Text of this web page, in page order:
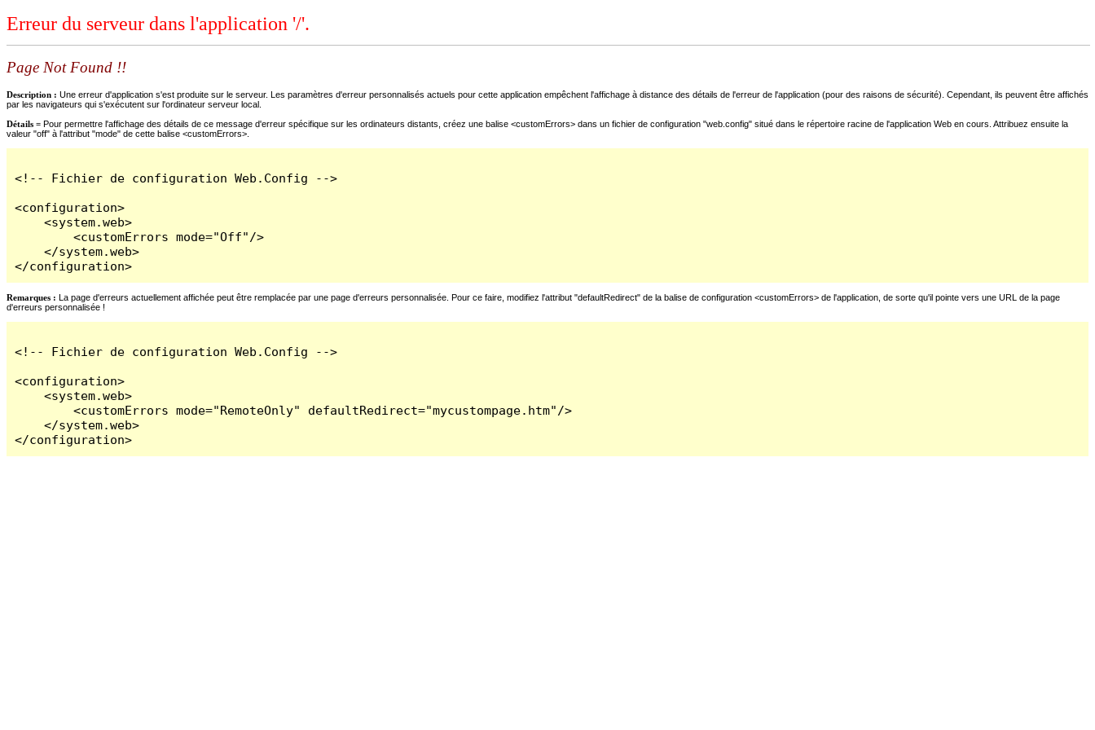
Erreur du serveur dans l'application '/'.
Page Not Found !!
Description : Une erreur d'application s'est produite sur le serveur. Les paramètres d'erreur personnalisés actuels pour cette application empêchent l'affichage à distance des détails de l'erreur de l'application (pour des raisons de sécurité). Cependant, ils peuvent être affichés
par les navigateurs qui s'exécutent sur l'ordinateur serveur local.
Détails = Pour permettre l'affichage des détails de ce message d'erreur spécifique sur les ordinateurs distants, créez une balise <customErrors> dans un fichier de configuration "web.config" situé dans le répertoire racine de l'application Web en cours. Attribuez ensuite la
valeur "off" à l'attribut "mode" de cette balise <customErrors>.
<!-- Fichier de configuration Web.Config -->
<configuration>
    <system.web>
        <customErrors mode="Off"/>
    </system.web>
</configuration>
Remarques : La page d'erreurs actuellement affichée peut être remplacée par une page d'erreurs personnalisée. Pour ce faire, modifiez l'attribut "defaultRedirect" de la balise de configuration <customErrors> de l'application, de sorte qu'il pointe vers une URL de la page
d'erreurs personnalisée !
<!-- Fichier de configuration Web.Config -->
<configuration>
    <system.web>
        <customErrors mode="RemoteOnly" defaultRedirect="mycustompage.htm"/>
    </system.web>
</configuration>